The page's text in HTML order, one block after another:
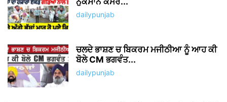
dailypunjab
ਚਲਦੇ ਭਾਸ਼ਣ ਚ ਬਿਕਰਮ ਮਜੀਠੀਆ ਨੂੰ ਆਹ ਕੀ
ਬੋਲੇ CM ਭਗਵੰਤ...
dailypunjab